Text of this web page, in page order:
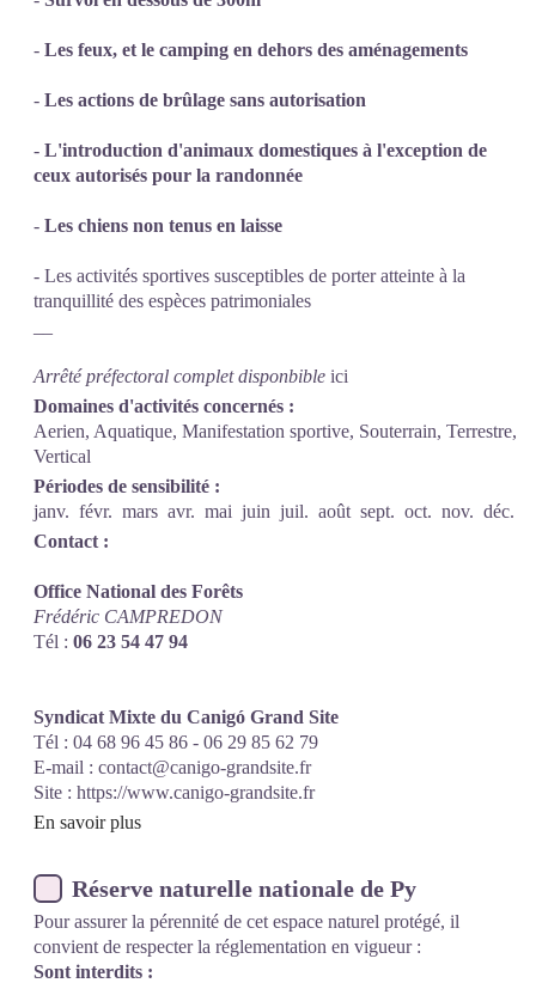
- Les feux, et le camping en dehors des aménagements
- Les actions de brûlage sans autorisation
- L'introduction d'animaux domestiques à l'exception de
ceux autorisés pour la randonnée
- Les chiens non tenus en laisse
- Les activités sportives susceptibles de porter atteinte à la
tranquillité des espèces patrimoniales
Arrêté préfectoral complet disponbible ici
Domaines d'activités concernés :
Aerien, Aquatique, Manifestation sportive, Souterrain, Terrestre,
Vertical
Périodes de sensibilité :
janv. févr. mars avr. mai juin juil. août sept. oct. nov. déc.
Contact :
Office National des Forêts
Frédéric CAMPREDON
Tél : 06 23 54 47 94
Syndicat Mixte du Canigó Grand Site
Tél : 04 68 96 45 86 - 06 29 85 62 79
E-mail : contact@canigo-grandsite.fr
Site : https://www.canigo-grandsite.fr
En savoir plus
Réserve naturelle nationale de Py
Pour assurer la pérennité de cet espace naturel protégé, il
convient de respecter la réglementation en vigueur :
Sont interdits :